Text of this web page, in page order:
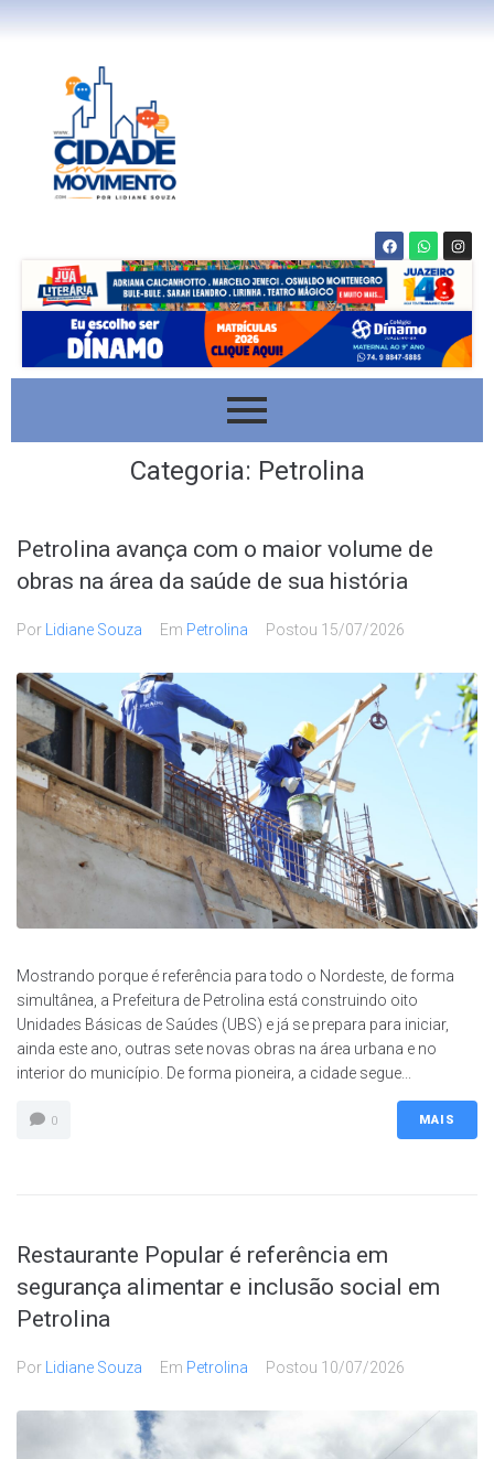
Categoria: Petrolina
Petrolina avança com o maior volume de
obras na área da saúde de sua história
Por Lidiane Souza Em Petrolina Postou 15/07/2026
Mostrando porque é referência para todo o Nordeste, de forma
simultânea, a Prefeitura de Petrolina está construindo oito
Unidades Básicas de Saúdes (UBS) e já se prepara para iniciar,
ainda este ano, outras sete novas obras na área urbana e no
interior do município. De forma pioneira, a cidade segue...
0 MAIS
Restaurante Popular é referência em
segurança alimentar e inclusão social em
Petrolina
Por Lidiane Souza Em Petrolina Postou 10/07/2026